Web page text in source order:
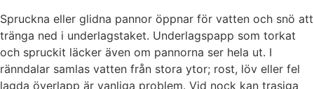
Spruckna eller glidna pannor öppnar för vatten och snö att
tränga ned i underlagstaket. Underlagspapp som torkat
och spruckit läcker även om pannorna ser hela ut. I
ränndalar samlas vatten från stora ytor; rost, löv eller fel
lagda överlapp är vanliga problem. Vid nock kan trasiga